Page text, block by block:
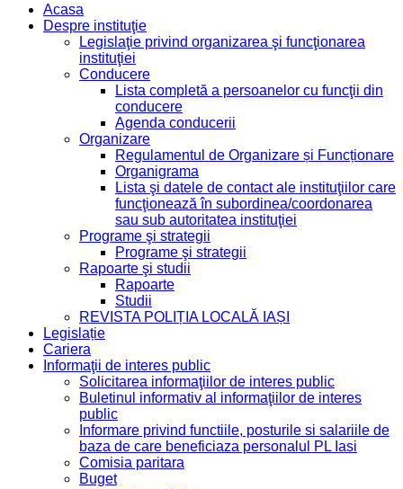
Acasa
Despre instituţie
Legislaţie privind organizarea şi funcţionarea
instituţiei
Conducere
Lista completă a persoanelor cu funcţii din
conducere
Agenda conducerii
Organizare
Regulamentul de Organizare și Funcționare
Organigrama
Lista şi datele de contact ale instituţiilor care
funcţionează în subordinea/coordonarea
sau sub autoritatea instituţiei
Programe şi strategii
Programe şi strategii
Rapoarte şi studii
Rapoarte
Studii
REVISTA POLIȚIA LOCALĂ IAȘI
Legislație
Cariera
Informaţii de interes public
Solicitarea informaţiilor de interes public
Buletinul informativ al informaţiilor de interes
public
Informare privind functiile, posturile si salariile de
baza de care beneficiaza personalul PL Iasi
Comisia paritara
Buget